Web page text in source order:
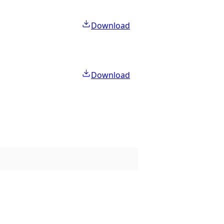
Download
Download